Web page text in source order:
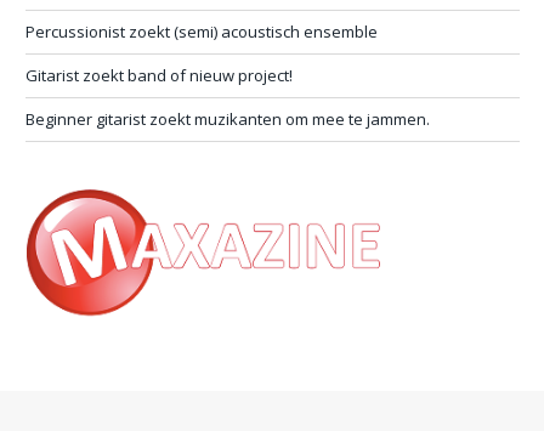
Percussionist zoekt (semi) acoustisch ensemble
Gitarist zoekt band of nieuw project!
Beginner gitarist zoekt muzikanten om mee te jammen.